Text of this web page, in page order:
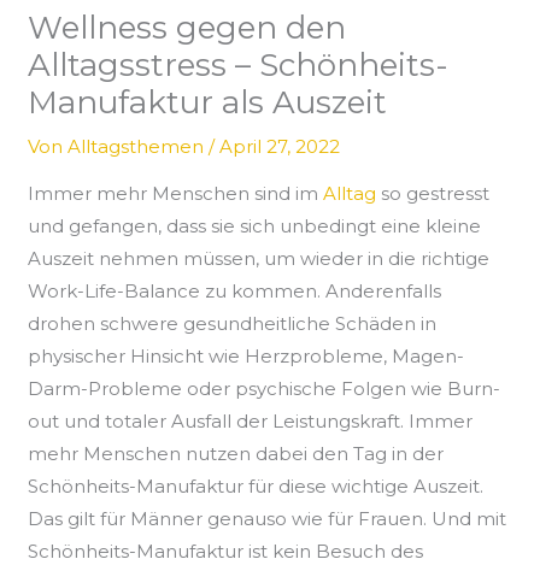
Wellness gegen den
Alltagsstress – Schönheits-
Manufaktur als Auszeit
VonAlltagsthemen/April 27, 2022
Immer mehr Menschen sind imAlltag so gestresst
und gefangen, dass sie sich unbedingt eine kleine
Auszeit nehmen müssen, um wieder in die richtige
Work-Life-Balance zu kommen. Anderenfalls
drohen schwere gesundheitliche Schäden in
physischer Hinsicht wie Herzprobleme, Magen-
Darm-Probleme oder psychische Folgen wie Burn-
out und totaler Ausfall der Leistungskraft. Immer
mehr Menschen nutzen dabei den Tag in der
Schönheits-Manufaktur für diese wichtige Auszeit.
Das gilt für Männer genauso wie für Frauen. Und mit
Schönheits-Manufaktur ist kein Besuch des